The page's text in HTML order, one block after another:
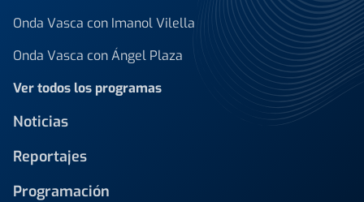
Onda Vasca con Imanol Vilella
Onda Vasca con Ángel Plaza
Ver todos los programas
Noticias
Reportajes
Programación